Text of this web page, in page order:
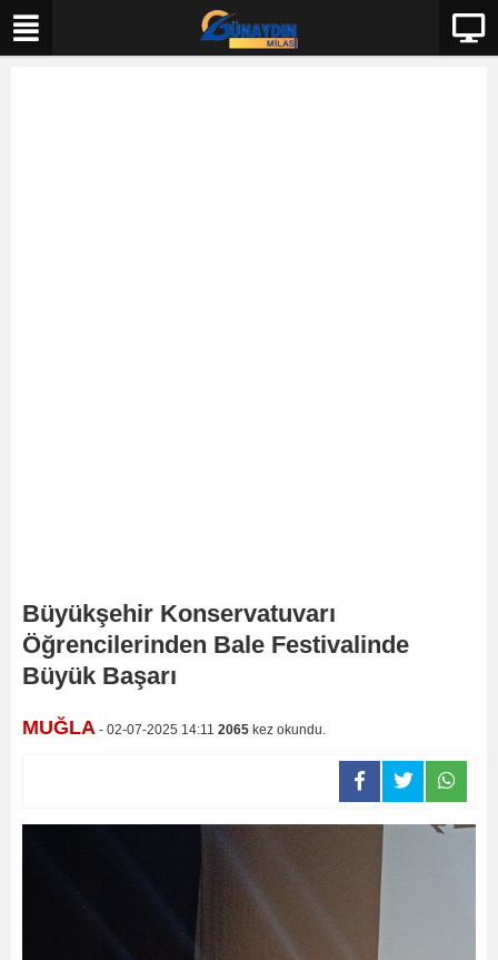
Büyükşehir Konservatuvarı
Öğrencilerinden Bale Festivalinde
Büyük Başarı
MUĞLA - 02-07-2025 14:11 2065 kez okundu.